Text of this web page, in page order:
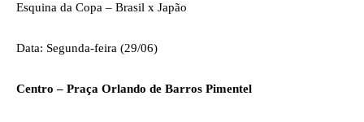
Esquina da Copa – Brasil x Japão
Data: Segunda-feira (29/06)
Centro – Praça Orlando de Barros Pimentel